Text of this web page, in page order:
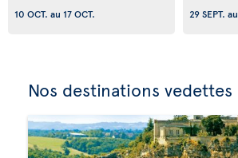
10 OCT. au 17 OCT.
29 SEPT. au
Nos destinations vedettes